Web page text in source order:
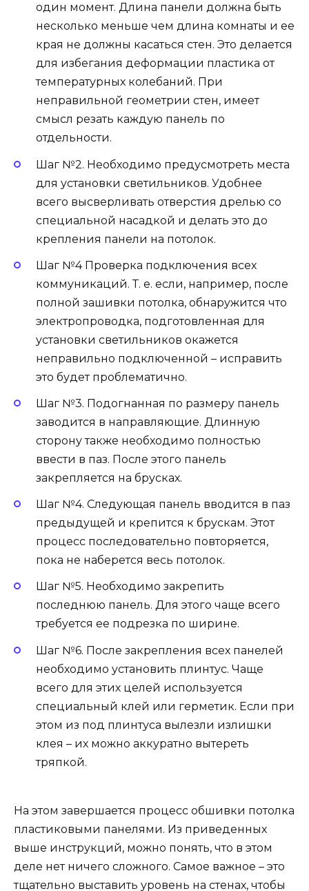
один момент. Длина панели должна быть
несколько меньше чем длина комнаты и ее
края не должны касаться стен. Это делается
для избегания деформации пластика от
температурных колебаний. При
неправильной геометрии стен, имеет
смысл резать каждую панель по
отдельности.
Шаг №2. Необходимо предусмотреть места
для установки светильников. Удобнее
всего высверливать отверстия дрелью со
специальной насадкой и делать это до
крепления панели на потолок.
Шаг №4 Проверка подключения всех
коммуникаций. Т. е. если, например, после
полной зашивки потолка, обнаружится что
электропроводка, подготовленная для
установки светильников окажется
неправильно подключенной – исправить
это будет проблематично.
Шаг №3. Подогнанная по размеру панель
заводится в направляющие. Длинную
сторону также необходимо полностью
ввести в паз. После этого панель
закрепляется на брусках.
Шаг №4. Следующая панель вводится в паз
предыдущей и крепится к брускам. Этот
процесс последовательно повторяется,
пока не наберется весь потолок.
Шаг №5. Необходимо закрепить
последнюю панель. Для этого чаще всего
требуется ее подрезка по ширине.
Шаг №6. После закрепления всех панелей
необходимо установить плинтус. Чаще
всего для этих целей используется
специальный клей или герметик. Если при
этом из под плинтуса вылезли излишки
клея – их можно аккуратно вытереть
тряпкой.
На этом завершается процесс обшивки потолка
пластиковыми панелями. Из приведенных
выше инструкций, можно понять, что в этом
деле нет ничего сложного. Самое важное – это
тщательно выставить уровень на стенах, чтобы